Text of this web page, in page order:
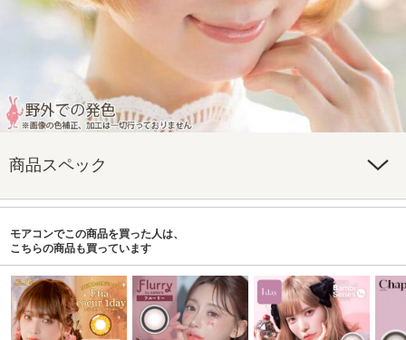
商品スペック
モアコンでこの商品を買った人は、
こちらの商品も買っています